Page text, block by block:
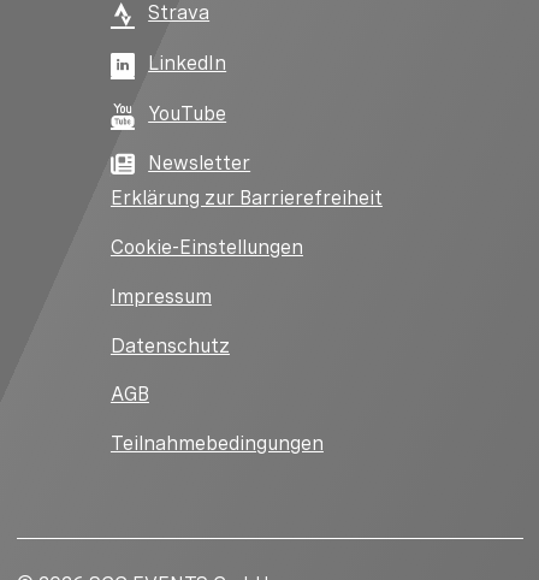
Strava
LinkedIn
YouTube
Newsletter
Erklärung zur Barrierefreiheit
Cookie-Einstellungen
Impressum
Datenschutz
AGB
Teilnahmebedingungen